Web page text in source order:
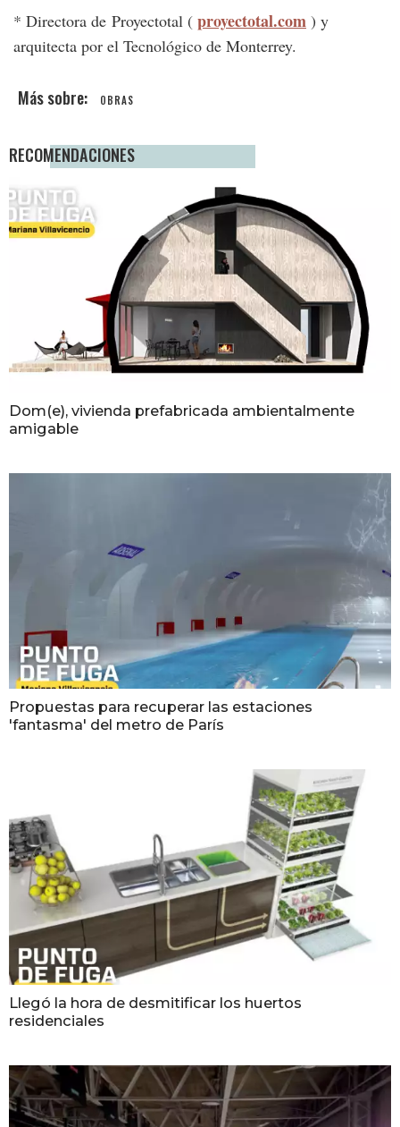
* Directora de Proyectotal ( proyectotal.com ) y
arquitecta por el Tecnológico de Monterrey.
OBRAS
RECOMENDACIONES
Dom(e), vivienda prefabricada ambientalmente
amigable
Propuestas para recuperar las estaciones
'fantasma' del metro de París
Llegó la hora de desmitificar los huertos
residenciales